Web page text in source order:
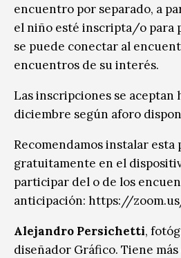
encuentro por separado, a
el niño esté inscripta/o para
se puede conectar al
encuentros de su interés.
Las inscripciones se aceptan
diciembre según aforo
Recomendamos instalar esta
gratuitamente en el
participar del o de los
anticipación: https://
Alejandro Persichetti,
diseñador Gráfico. Tiene